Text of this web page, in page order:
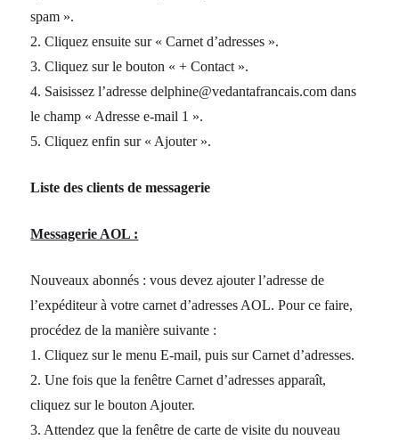
spam ».
2. Cliquez ensuite sur « Carnet d’adresses ».
3. Cliquez sur le bouton « + Contact ».
4. Saisissez l’adresse delphine@vedantafrancais.com dans
le champ « Adresse e-mail 1 ».
5. Cliquez enfin sur « Ajouter ».
Liste des clients de messagerie
Messagerie AOL :
Nouveaux abonnés : vous devez ajouter l’adresse de
l’expéditeur à votre carnet d’adresses AOL. Pour ce faire,
procédez de la manière suivante :
1. Cliquez sur le menu E-mail, puis sur Carnet d’adresses.
2. Une fois que la fenêtre Carnet d’adresses apparaît,
cliquez sur le bouton Ajouter.
3. Attendez que la fenêtre de carte de visite du nouveau